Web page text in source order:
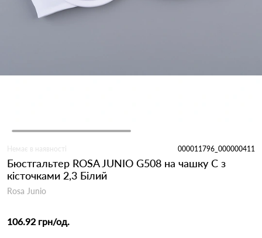
Немає в наявності 000011796_000000411
Бюстгальтер ROSA JUNIO G508 на чашку C з
кісточками 2,3 Білий
Rosa Junio
106.92 грн/од.